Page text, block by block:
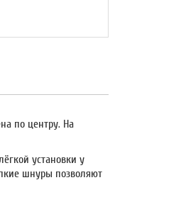
по центру. На
установки у
шнуры позволяют